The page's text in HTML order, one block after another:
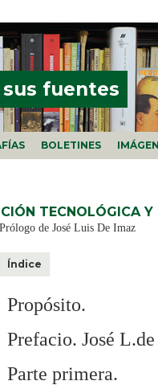
fuentes
BOLETINES
TECNOLÓGICA Y
de José Luis De Imaz
Índice
Propósito.
Prefacio. José
Parte primera.